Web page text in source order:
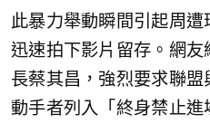
此暴力舉動瞬間引起周
迅速拍下影片留存。網
長蔡其昌，強烈要求聯
動手者列入「終身禁止